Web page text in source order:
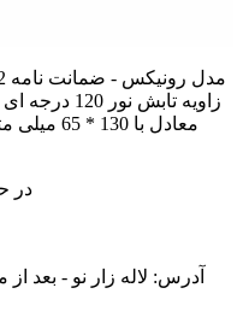
معادل با
در
آدرس: لاله زار نو - بعد